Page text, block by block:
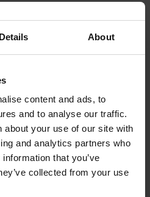
Details About
content and ads, to
and to analyse our traffic.
about your use of our site with
and analytics partners who
that you’ve
collected from your use
/ km
Nederland